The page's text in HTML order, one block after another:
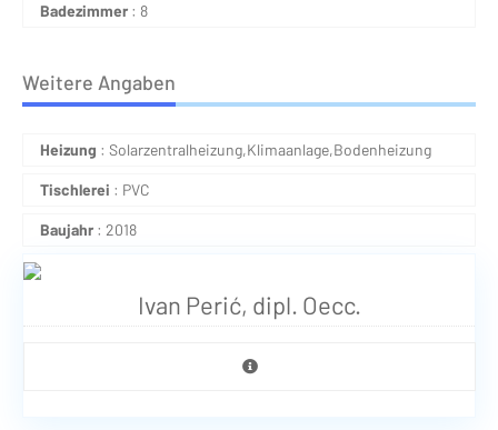
Badezimmer : 8
Weitere Angaben
Heizung : Solarzentralheizung,Klimaanlage,Bodenheizung
Tischlerei : PVC
Baujahr : 2018
Ivan Perić, dipl. Oecc.